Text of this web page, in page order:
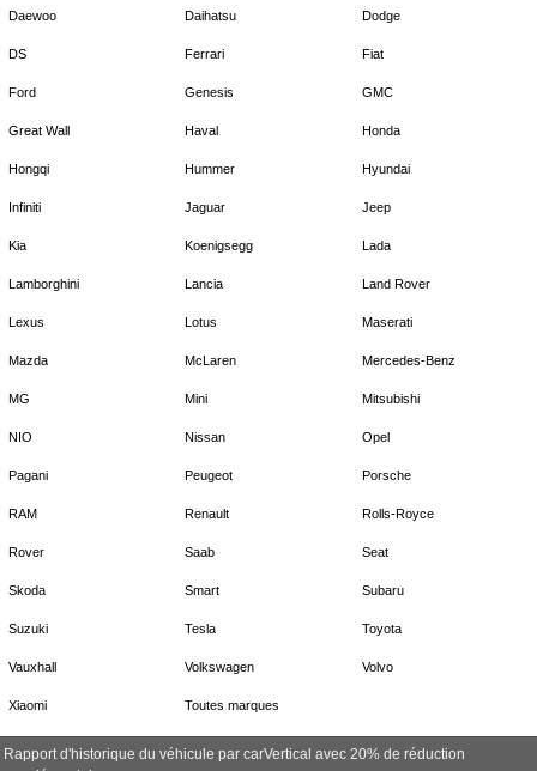
Daewoo Daihatsu Dodge
DS Ferrari Fiat
Ford Genesis GMC
Great Wall Haval Honda
Hongqi Hummer Hyundai
Infiniti Jaguar Jeep
Kia Koenigsegg Lada
Lamborghini Lancia Land Rover
Lexus Lotus Maserati
Mazda McLaren Mercedes-Benz
MG Mini Mitsubishi
NIO Nissan Opel
Pagani Peugeot Porsche
RAM Renault Rolls-Royce
Rover Saab Seat
Skoda Smart Subaru
Suzuki Tesla Toyota
Vauxhall Volkswagen Volvo
Xiaomi Toutes marques
Rapport d'historique du véhicule par carVertical avec 20% de réduction